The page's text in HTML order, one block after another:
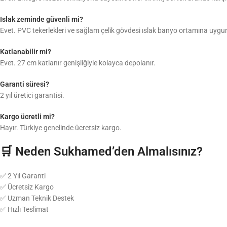
Islak zeminde güvenli mi?
Evet. PVC tekerlekleri ve sağlam çelik gövdesi ıslak banyo ortamına
Katlanabilir mi?
Evet. 27 cm katlanır genişliğiyle kolayca depolanır.
Garanti süresi?
2 yıl üretici garantisi.
Kargo ücretli mi?
Hayır. Türkiye genelinde ücretsiz kargo.
🛒 Neden Sukhamed’den Almalısınız?
✅ 2 Yıl Garanti
✅ Ücretsiz Kargo
✅ Uzman Teknik Destek
✅ Hızlı Teslimat